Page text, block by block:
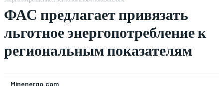
ФАС предлагает привязать
льготное энергопотребление к
региональным показателям
Minenergo.com